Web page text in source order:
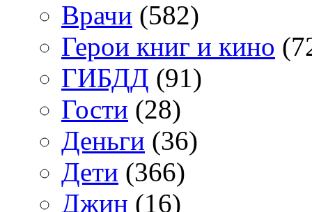
Врачи (582)
Герои книг и кино
ГИБДД (91)
Гости (28)
Деньги (36)
Дети (366)
Джин (16)